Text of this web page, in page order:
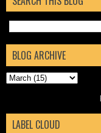
BLOG ARCHIVE
LABEL CLOUD